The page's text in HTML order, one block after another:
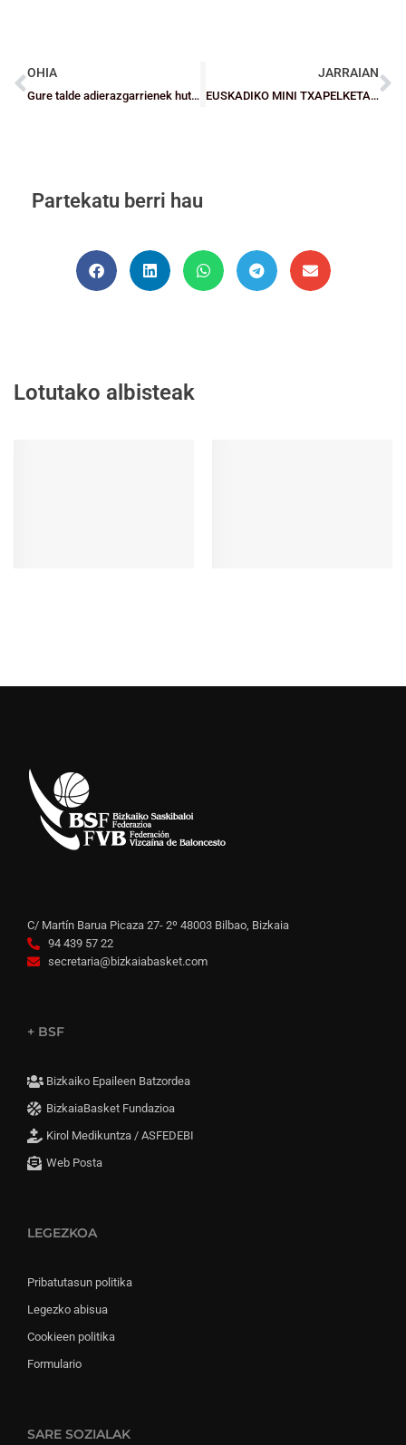
OHIA
Gure talde adierazgarrienek huts egin dute, soilik Zornotzak eskuratu du garaipena
JARRAIAN
EUSKADIKO MINI TXAPELKETAK: Deialdiak eta bidai plana
Partekatu berri hau
Lotutako albisteak
C/ Martín Barua Picaza 27- 2º 48003 Bilbao, Bizkaia
94 439 57 22
secretaria@bizkaiabasket.com
+ BSF
Bizkaiko Epaileen Batzordea
BizkaiaBasket Fundazioa
Kirol Medikuntza / ASFEDEBI
Web Posta
LEGEZKOA
Pribatutasun politika
Legezko abisua
Cookieen politika
Formulario
SARE SOZIALAK